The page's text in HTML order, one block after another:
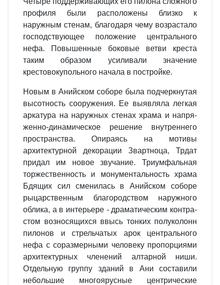
профиля были расположены близко к
наружным стенам, благодаря чему возрастало
господствующее поло­жение центрального
нефа. Повы­шенные боковые ветви креста
таким образом усиливали значение
крестовокупольного начала в постройке.
Новым в Анийском соборе была под­черкнутая
высотность сооружения. Ее выявляла легкая
аркатура на наружных стенах храма и напря­
женно-динамическое решение вну­треннего
пространства. Опираясь на мотивы
архитектурной декорации Звартноца, Трдат
придал им новое звучание. Триумфальная
торжественность и монументальность хра­ма
Бдящих сил сменилась в Аний­ском соборе
рыцарственным благо­родством наружного
облика, а в ин­терьере - драматическим контра­
стом возносящихся ввысь тонких полуколонн
пилонов и стрельчатых арок центрального
нефа с соразмер­ными человеку пропорциями
архитектурных членений алтарной ниши.
Отдельную группу зданий в Ани составили
небольшие многоярусные центрические